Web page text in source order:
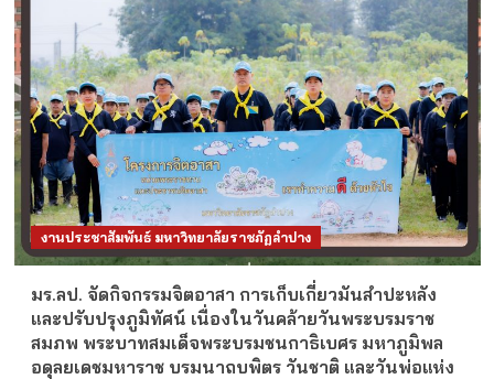
งานประชาสัมพันธ์ มหาวิทยาลัยราชภัฏลำปาง
มร.ลป. จัดกิจกรรมจิตอาสา การเก็บเกี่ยวมันสำปะหลัง
และปรับปรุงภูมิทัศน์ เนื่องในวันคล้ายวันพระบรมราช
สมภพ พระบาทสมเด็จพระบรมชนกาธิเบศร มหาภูมิพล
อดุลยเดชมหาราช บรมนาถบพิตร วันชาติ และวันพ่อแห่ง